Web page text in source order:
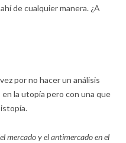
de cualquier manera. ¿A
por no hacer un análisis
en la utopía pero con una que
mercado y el antimercado en el